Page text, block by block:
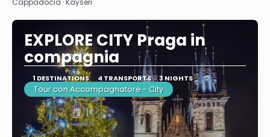
Cappadocia · Kayseri
EXPLORE CITY Praga in
compagnia
1 DESTINATIONS 4 TRANSPORTS 3 NIGHTS
Tour con Accompagnatore - City